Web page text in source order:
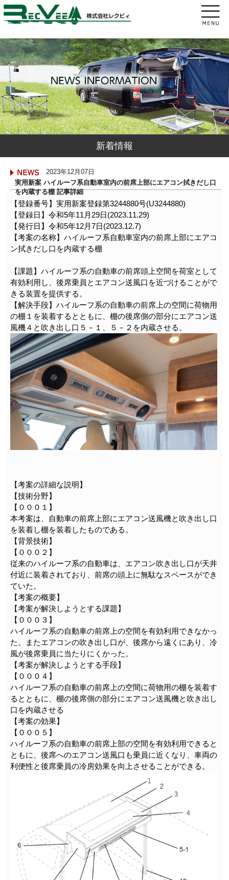
新着情報
2023年12月07日
実用新案 ハイルーフ系自動車室内の前席上部にエアコン拭きだし口
を内蔵する棚 記事詳細
【登録番号】実用新案登録第3244880号(U3244880)
【登録日】令和5年11月29日(2023.11.29)
【発行日】令和5年12月7日(2023.12.7)
【考案の名称】ハイルーフ系自動車室内の前席上部にエアコ
ン拭きだし口を内蔵する棚
【課題】ハイルーフ系の自動車の前席頭上空間を荷室として
有効利用し、後席乗員とエアコン送風口を近づけることがで
きる装置を提供する。
【解決手段】ハイルーフ系の自動車の前席上の空間に荷物用
の棚１を装着するとともに、棚の後席側の部分にエアコン送
風機４と吹き出し口５－１、５－２を内蔵させる。
【考案の詳細な説明】
【技術分野】
【０００１】
本考案は、自動車の前席上部にエアコン送風機と吹き出し口
を装着し棚を装着したものである。
【背景技術】
【０００２】
従来のハイルーフ系の自動車は、エアコン吹き出し口が天井
付近に装着されており、前席の頭上に無駄なスペースができ
ていた。
【考案の概要】
【考案が解決しようとする課題】
【０００３】
ハイルーフ系の自動車の前席上の空間を有効利用できなかっ
た。またエアコンの吹き出し口が、後席から遠くにあり、冷
風が後席乗員に当たりにくかった。
【考案が解決しようとする手段】
【０００４】
ハイルーフ系の自動車の前席上の空間に荷物用の棚を装着す
るとともに、棚の後席側の部分にエアコン送風機と吹き出し
口を内蔵させる
【考案の効果】
【０００５】
ハイルーフ系の自動車の前席上部の空間を有効利用できると
ともに、後席へのエアコン送風口も乗員に近くなり、車両の
利便性と後席乗員の冷房効果を向上させることができる。